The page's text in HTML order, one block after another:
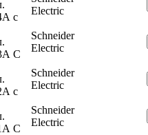
c
Electric
C
Schneider
Electric
c
Schneider
Electric
C
Schneider
Electric